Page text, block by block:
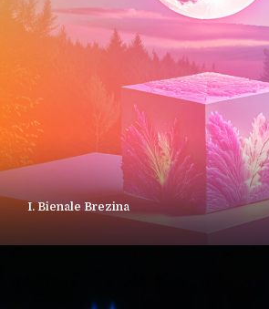
I. Bienale Brezina